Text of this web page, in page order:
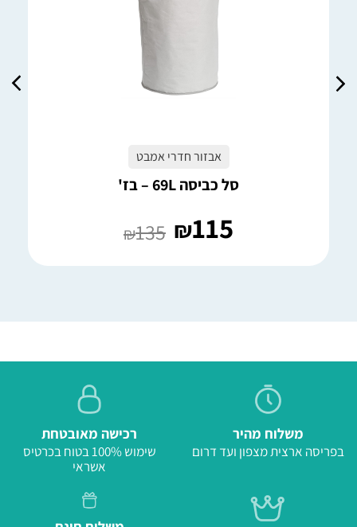
אבזור חדרי אמבט
סל כביסה 69L – בז'
₪115
₪135
משלוח מהיר
בפריסה ארצית מצפון ועד דרום
רכישה מאובטחת
שימוש 100% בטוח בכרטיס
אשראי